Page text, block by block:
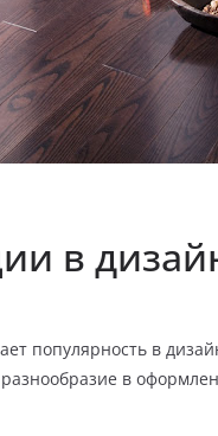
в
популярность в
в